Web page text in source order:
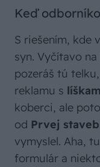
Keď
S riešením, kde
syn. Vyčítavo
pozeráš tú
reklamu s
koberci, ale
od Prvej
vymyslel. Aha,
formulár a